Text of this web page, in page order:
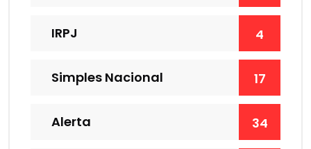
IRPJ 4
Simples Nacional 17
Alerta 34